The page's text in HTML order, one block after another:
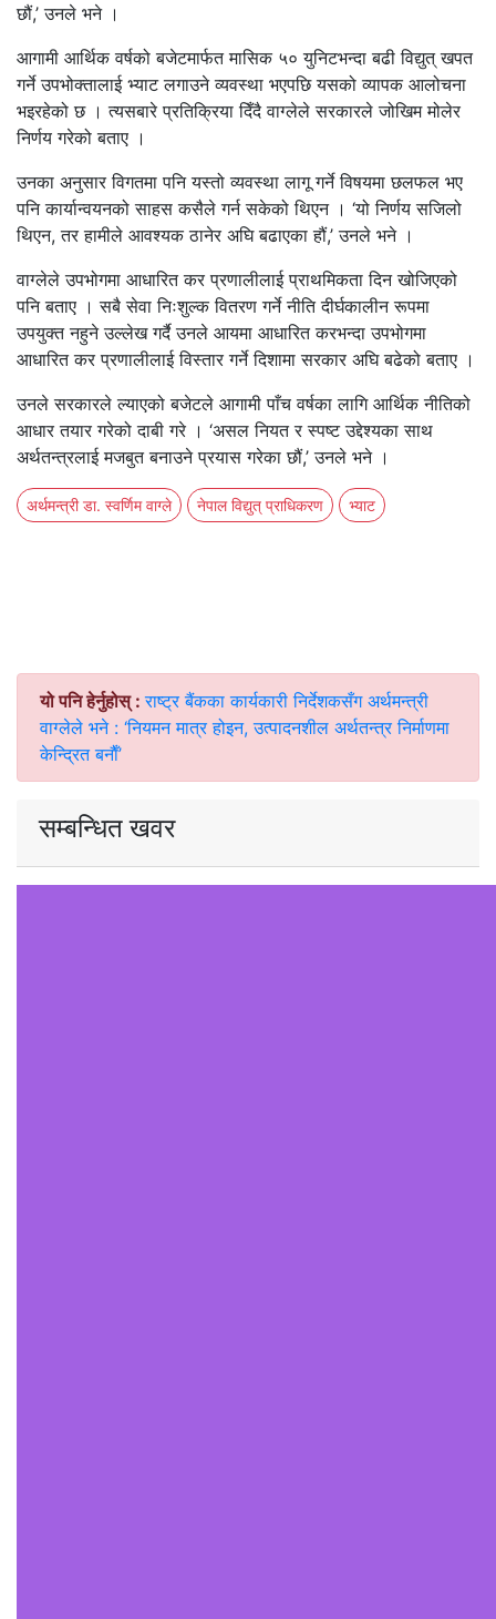
छौं,’ उनले भने ।
आगामी आर्थिक वर्षको बजेटमार्फत मासिक ५० युनिटभन्दा बढी विद्युत् खपत
गर्ने उपभोक्तालाई भ्याट लगाउने व्यवस्था भएपछि यसको व्यापक आलोचना
भइरहेको छ । त्यसबारे प्रतिक्रिया दिँदै वाग्लेले सरकारले जोखिम मोलेर
निर्णय गरेको बताए ।
उनका अनुसार विगतमा पनि यस्तो व्यवस्था लागू गर्ने विषयमा छलफल भए
पनि कार्यान्वयनको साहस कसैले गर्न सकेको थिएन । ‘यो निर्णय सजिलो
थिएन, तर हामीले आवश्यक ठानेर अघि बढाएका हौं,’ उनले भने ।
वाग्लेले उपभोगमा आधारित कर प्रणालीलाई प्राथमिकता दिन खोजिएको
पनि बताए । सबै सेवा निःशुल्क वितरण गर्ने नीति दीर्घकालीन रूपमा
उपयुक्त नहुने उल्लेख गर्दै उनले आयमा आधारित करभन्दा उपभोगमा
आधारित कर प्रणालीलाई विस्तार गर्ने दिशामा सरकार अघि बढेको बताए ।
उनले सरकारले ल्याएको बजेटले आगामी पाँच वर्षका लागि आर्थिक नीतिको
आधार तयार गरेको दाबी गरे । ‘असल नियत र स्पष्ट उद्देश्यका साथ
अर्थतन्त्रलाई मजबुत बनाउने प्रयास गरेका छौं,’ उनले भने ।
अर्थमन्त्री डा. स्वर्णिम वाग्ले नेपाल विद्युत् प्राधिकरण भ्याट
यो पनि हेर्नुहोस् :राष्ट्र बैंकका कार्यकारी निर्देशकसँग अर्थमन्त्री
वाग्लेले भने : ‘नियमन मात्र होइन, उत्पादनशील अर्थतन्त्र निर्माणमा
केन्द्रित बनाैँ’
सम्बन्धित खवर